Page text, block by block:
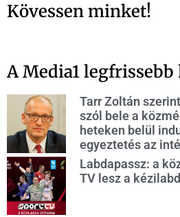
Kövessen minket!
A Media1
Tarr Zoltán
szól bele a
heteken belül
egyeztetés az
Labdapassz: a
TV lesz a